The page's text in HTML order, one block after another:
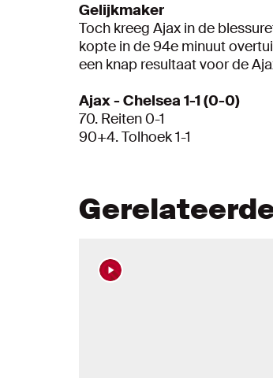
Gelijkmaker
Toch kreeg Ajax in de
kopte in de 94e minuut
een knap resultaat voor de
Ajax - Chelsea 1-1 (0-0)
70. Reiten 0-1
90+4. Tolhoek 1-1